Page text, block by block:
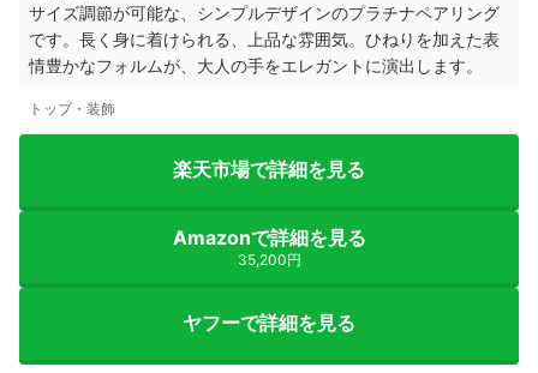
サイズ調節が可能な、シンプルデザインのプラチナペアリング
です。長く身に着けられる、上品な雰囲気。ひねりを加えた表
情豊かなフォルムが、大人の手をエレガントに演出します。
トップ・装飾
楽天市場で詳細を見る
Amazonで詳細を見る
35,200円
ヤフーで詳細を見る